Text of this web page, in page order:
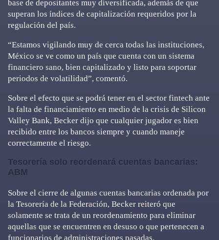
base de depositantes muy diversificada, además de que
superan los índices de capitalización requeridos por la
regulación del país.
“Estamos vigilando muy de cerca todas las instituciones,
México se ve como un país que cuenta con un sistema
financiero sano, bien capitalizado y listo para soportar
periodos de volatilidad”, comentó.
Sobre el efecto que se podrá tener en el sector fintech ante
la falta de financiamiento en medio de la crisis de Silicon
Valley Bank, Becker dijo que cualquier jugador es bien
recibido entre los bancos siempre y cuando maneje
correctamente el riesgo.
Tesorería solo reordenará cuentas bancarias:
ABM
Sobre el cierre de algunas cuentas bancarias ordenada por
la Tesorería de la Federación, Becker reiteró que
solamente se trata de un reordenamiento para eliminar
aquellas que se encuentren en desuso o que pertenecen a
funcionarios de administraciones pasadas.